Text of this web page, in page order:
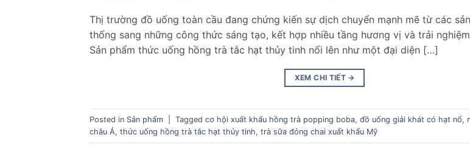
Thị trường đồ uống toàn cầu đang chứng kiến sự dịch chuyển mạnh mẽ từ các
thống sang những công thức sáng tạo, kết hợp nhiều tầng hương vị và trải
Sản phẩm thức uống hồng trà tắc hạt thủy tinh nổi lên như một đại diện […]
XEM CHI TIẾT →
Posted in Sản phẩm Tagged cơ hội xuất khẩu hồng trà popping boba, đồ uống giải khát có hạt nổ,
châu Á, thức uống hồng trà tắc hạt thủy tinh, trà sữa đóng chai xuất khẩu Mỹ